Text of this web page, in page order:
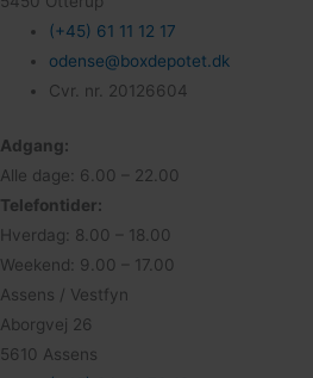
(+45) 61 11 12 17
odense@boxdepotet.dk
Cvr. nr. 20126604
Adgang:
Alle dage: 6.00 – 22.00
Telefontider:
Hverdag: 8.00 – 18.00
Weekend: 9.00 – 17.00
Assens / Vestfyn
Aborgvej 26
5610 Assens